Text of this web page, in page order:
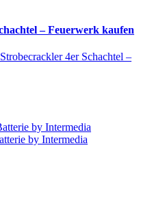
– Feuerwerk kaufen
4er Schachtel –
by Intermedia
by Intermedia